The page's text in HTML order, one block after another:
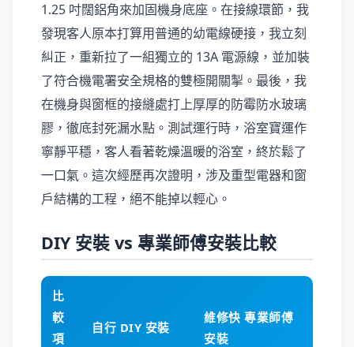
1.25 吋闊鋁角來加固機身底座。在接線環節，我
發現客人原本打算用普通的幼電線硬接，我立刻
糾正，重新拉了一組獨立的 13A 電源線，並加裝
了符合機電署安全規格的雙極開關掣。最後，我
在機身與窗框的接縫處打上厚厚的防霉防水玻璃
膠，徹底封死漏水點。測試運行時，浴室寶運作
寧靜平穩，客人看著乾燥溫暖的浴室，終於鬆了
一口氣。這次經歷再次證明，涉及重型電器和窗
戶結構的工程，絕不能掉以輕心。
DIY 安裝 vs 專業師傅安裝比較
比
較
項
自行 DIY 安裝
維修快 專業師傅
安裝